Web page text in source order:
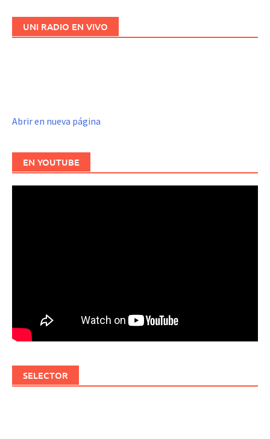
UNI RADIO EN VIVO
Abrir en nueva página
EN YOUTUBE
SELECTOR